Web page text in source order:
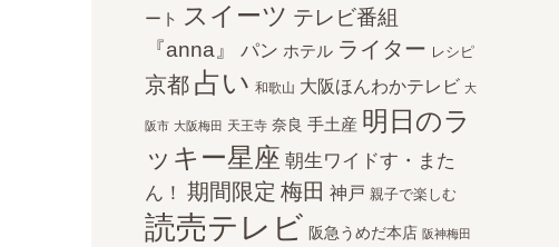
ート
スイーツ テレビ番組
『anna』
パン ホテル ライター レシピ
京都 占い 和歌山 大阪ほんわかテレビ 大
阪市 大阪梅田 天王寺 奈良 手土産 明日のラ
ッキー星座 朝生ワイドす・また
ん！ 期間限定 梅田 神戸 親子で楽しむ
読売テレビ 阪急うめだ本店 阪神梅田